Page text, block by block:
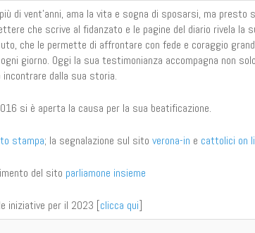
di vent’anni, ama la vita e sogna di sposarsi, ma
che scrive al fidanzato e le pagine del diario rivela la
che le permette di affrontare con fede e coraggio
giorno. Oggi la sua testimonianza accompagna non
incontrare dalla sua storia.
si è aperta la causa per la sua beatificazione.
stampa; la segnalazione sul sito verona-in e cattolici on
del sito parliamone insieme
iniziative per il 2023 [clicca qui]